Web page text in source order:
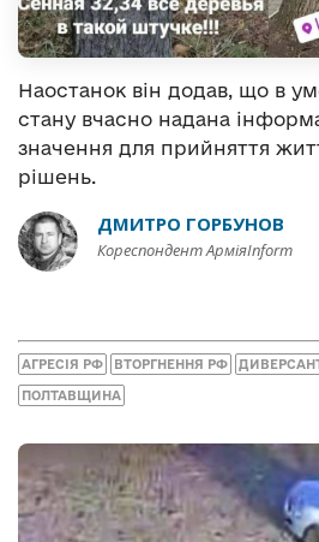
Наостанок він додав, що в
стану вчасно надана
значення для прийняття
рішень.
ДМИТРО ГОРБУНОВ
Кореспондент АрміяInform
АГРЕСІЯ РФ ВТОРГНЕННЯ РФ
ПОЛТАВЩИНА